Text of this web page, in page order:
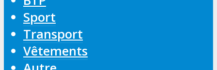
Sport
Transport
Vêtements